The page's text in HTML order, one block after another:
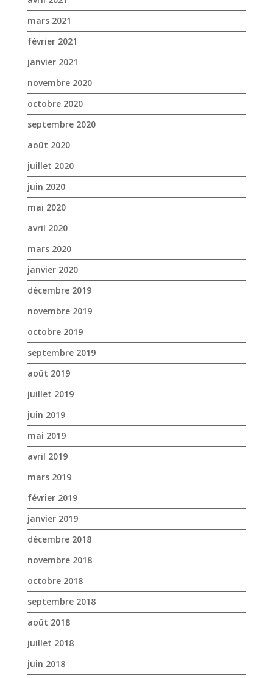
mars 2021
février 2021
janvier 2021
novembre 2020
octobre 2020
septembre 2020
août 2020
juillet 2020
juin 2020
mai 2020
avril 2020
mars 2020
janvier 2020
décembre 2019
novembre 2019
octobre 2019
septembre 2019
août 2019
juillet 2019
juin 2019
mai 2019
avril 2019
mars 2019
février 2019
janvier 2019
décembre 2018
novembre 2018
octobre 2018
septembre 2018
août 2018
juillet 2018
juin 2018